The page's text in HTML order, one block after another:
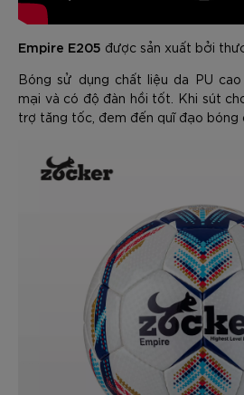
Empire E205 được sản xuất bởi
Bóng sử dụng chất liệu da PU
mại và có độ đàn hồi tốt. Khi sút
trợ tăng tốc, đem đến quĩ đạo bóng